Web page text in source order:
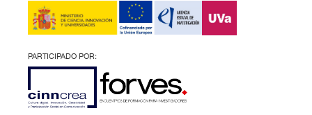
PARTICIPADO POR: